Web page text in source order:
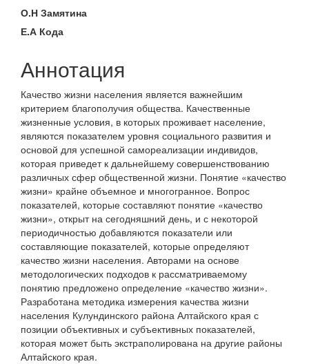
Основное
содержание
статьи
О.Н Замятина
Е.А Кода
Аннотация
Качество жизни населения является важнейшим
критерием благополучия общества. Качественные
жизненные условия, в которых проживает население,
являются показателем уровня социального развития и
основой для успешной самореализации индивидов,
которая приведет к дальнейшему совершенствованию
различных сфер общественной жизни. Понятие «качество
жизни» крайне объемное и многогранное. Вопрос
показателей, которые составляют понятие «качество
жизни», открыт на сегодняшний день, и с некоторой
периодичностью добавляются показатели или
составляющие показателей, которые определяют
качество жизни населения. Авторами на основе
методологических подходов к рассматриваемому
понятию предложено определение «качество жизни».
Разработана методика измерения качества жизни
населения Кулундинского района Алтайского края с
позиции объективных и субъективных показателей,
которая может быть экстраполирована на другие районы
Алтайского края.